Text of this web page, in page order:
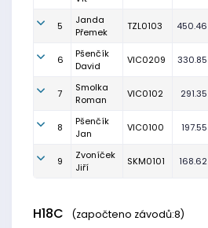
5
Janda
Přemek
TZL0103 450.46
6
Pšenčík
David
VIC0209 330.85
7
Smolka
Roman
VIC0102 291.35
8
Pšenčík
Jan
VIC0100 197.55
9
Zvoníček
Jiří
SKM0101 168.62
H18C (započteno závodů:8)